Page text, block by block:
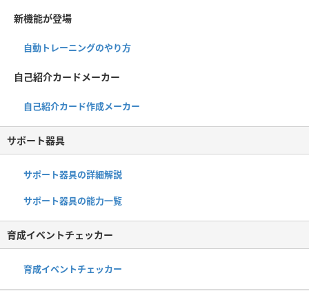
新機能が登場
自動トレーニングのやり方
自己紹介カードメーカー
自己紹介カード作成メーカー
サポート器具
サポート器具の詳細解説
サポート器具の能力一覧
育成イベントチェッカー
育成イベントチェッカー